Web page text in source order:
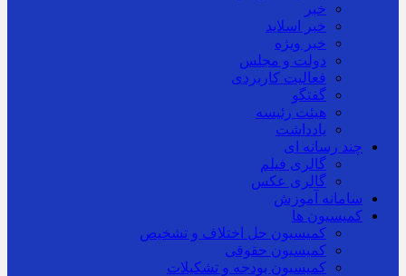
خبر
خبر اسلايد
خبر ویژه
دولت و مجلس
فعالیت کاربردی
گفتگو
هیئت رئیسه
یادداشت
چند رسانه ای
گالری فیلم
گالری عکس
سامانه آموزش
کمیسیون ها
کمیسیون حل اختلاف و تشخیص
کمیسیون حقوقی
کمیسیون بودجه و تشکیلات